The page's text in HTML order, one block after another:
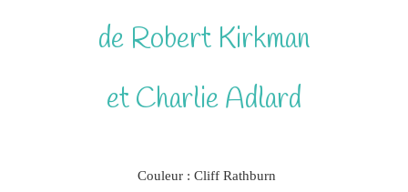
de Robert Kirkman
et Charlie Adlard
Couleur : Cliff Rathburn